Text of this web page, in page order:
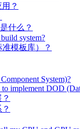
？
什么？
system?
模板库）？
System)?
implement DOD